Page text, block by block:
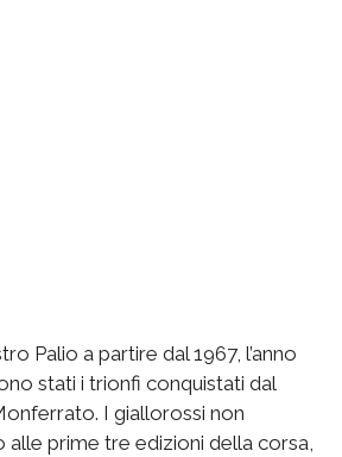
Palio a partire dal 1967, l’anno
stati i trionfi conquistati dal
I giallorossi non
prime tre edizioni della corsa,